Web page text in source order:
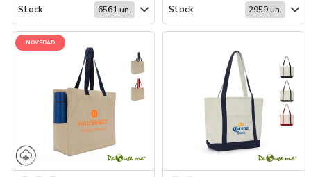
Stock 6561 un. Stock 2959 un.
NOVEDAD